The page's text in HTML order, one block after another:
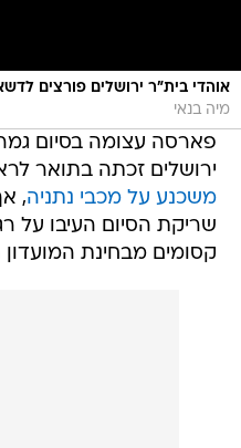
אוהדי בית"ר ירושלים פורצים לדשא
מיה בנאי
פארסה עצומה בסיום
ירושלים זכתה בתואר
משכנע על מכבי נתניה,
שריקת הסיום העיבו על
קסומים מבחינת המועדון